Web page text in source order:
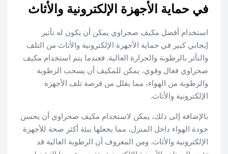
في حماية الأجهزة الإلكترونية والأثاث
استخدام أفضل مكيف صحراوي يمكن أن يكون له تأثير
إيجابي كبير في حماية الأجهزة الإلكترونية والأثاث من التلف
والتأثر بالرطوبة والحرارة العالية. فعندما يتم استخدام مكيف
صحراوي فعال وقوي، يمكن للمكيف أن يسحب الرطوبة
والرطوبة من الهواء، مما يقلل من فرصة تلف الأجهزة
الإلكترونية والأثاث.
بالإضافة إلى ذلك، يمكن لاستخدام مكيف صحراوي أن يحسن
جودة الهواء داخل المنزل، مما يجعلها بيئة أكثر صحة للأجهزة
الإلكترونية والأثاث. ومن المعروف أن الرطوبة العالية قد